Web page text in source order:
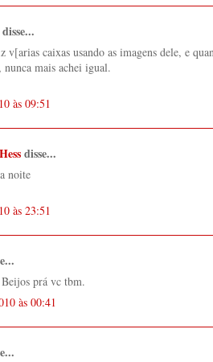
disse...
caixas usando as imagens dele, e
mais achei igual.
às 09:51
disse...
noite
às 23:51
prá vc tbm.
às 00:41